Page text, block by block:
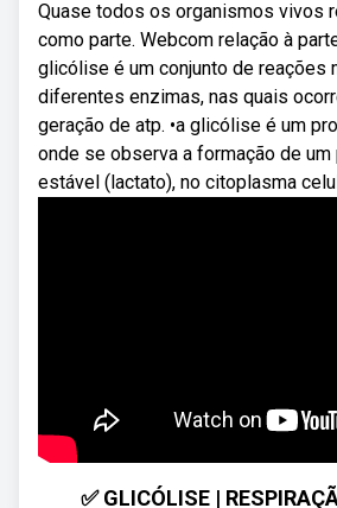
Quase todos os organismos vivos
como parte. Webcom relação à
glicólise é um conjunto de reações
diferentes enzimas, nas quais
geração de atp. •a glicólise é um
onde se observa a formação de
estável (lactato), no citoplasma
✅ GLICÓLISE |